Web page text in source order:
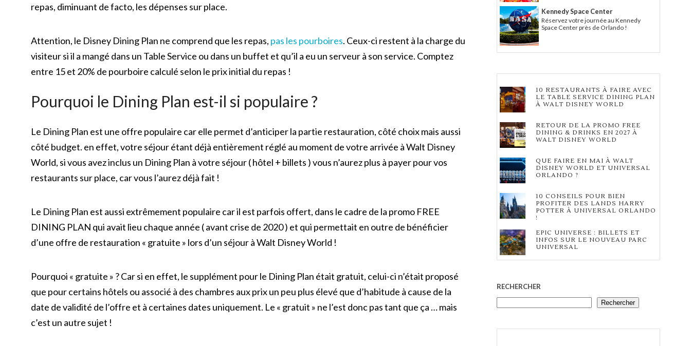
repas, diminuant de facto, les dépenses sur place.
Attention, le Disney Dining Plan ne comprend que les repas, pas les pourboires. Ceux-ci restent à la charge du
visiteur si il a mangé dans un Table Service ou dans un buffet et qu’il a eu un serveur à son service. Comptez
entre 15 et 20% de pourboire calculé selon le prix initial du repas !
Pourquoi le Dining Plan est-il si populaire ?
Le Dining Plan est une offre populaire car elle permet d’anticiper la partie restauration, côté choix mais aussi
côté budget. en effet, votre séjour étant déjà entièrement réglé au moment de votre arrivée à Walt Disney
World, si vous avez inclus un Dining Plan à votre séjour ( hôtel + billets ) vous n’aurez plus à payer pour vos
restaurants sur place, car vous l’aurez déjà fait !
Le Dining Plan est aussi extrêmement populaire car il est parfois offert, dans le cadre de la promo FREE
DINING PLAN qui avait lieu chaque année ( avant crise de 2020 ) et qui permettait en outre de bénéficier
d’une offre de restauration « gratuite » lors d’un séjour à Walt Disney World !
Pourquoi « gratuite » ? Car si en effet, le supplément pour le Dining Plan était gratuit, celui-ci n’était proposé
que pour certains hôtels ou associé à des chambres aux prix un peu plus élevé que d’habitude à cause de la
date de validité de l’offre et à certaines dates uniquement. Le « gratuit » ne l’est donc pas tant que ça … mais
c’est un autre sujet !
Kennedy Space Center
Réservez votre journée au Kennedy
Space Center près de Orlando !
10 RESTAURANTS À FAIRE AVEC
LE TABLE SERVICE DINING PLAN
À WALT DISNEY WORLD
RETOUR DE LA PROMO FREE
DINING & DRINKS EN 2027 À
WALT DISNEY WORLD
QUE FAIRE EN MAI À WALT
DISNEY WORLD ET UNIVERSAL
ORLANDO ?
10 CONSEILS POUR BIEN
PROFITER DES LANDS HARRY
POTTER À UNIVERSAL ORLANDO
!
EPIC UNIVERSE : BILLETS ET
INFOS SUR LE NOUVEAU PARC
UNIVERSAL
RECHERCHER
Rechercher